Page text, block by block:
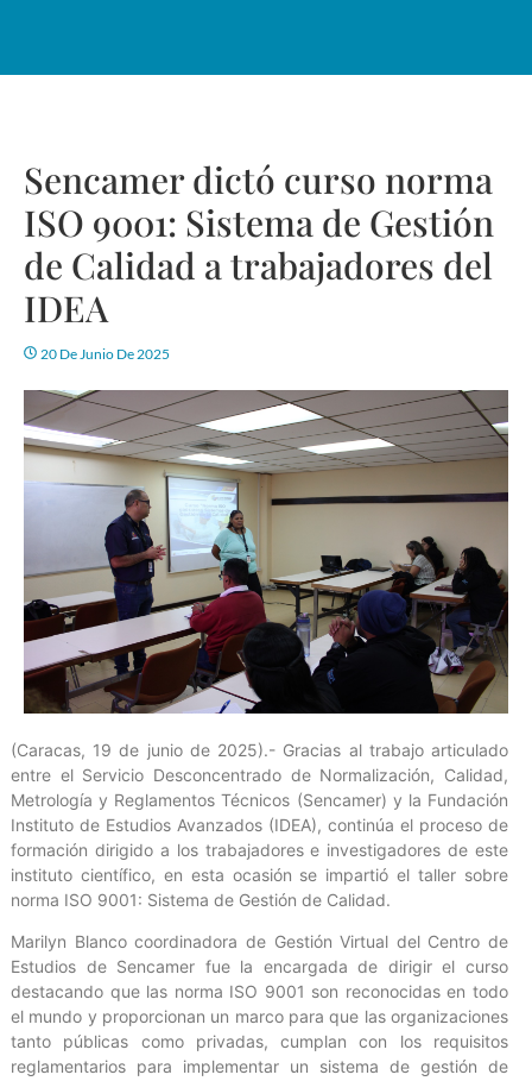
Sencamer dictó curso norma
ISO 9001: Sistema de Gestión
de Calidad a trabajadores del
IDEA
20 De Junio De 2025
(Caracas, 19 de junio de 2025).- Gracias al trabajo articulado
entre el Servicio Desconcentrado de Normalización, Calidad,
Metrología y Reglamentos Técnicos (Sencamer) y la Fundación
Instituto de Estudios Avanzados (IDEA), continúa el proceso de
formación dirigido a los trabajadores e investigadores de este
instituto científico, en esta ocasión se impartió el taller sobre
norma ISO 9001: Sistema de Gestión de Calidad.
Marilyn Blanco coordinadora de Gestión Virtual del Centro de
Estudios de Sencamer fue la encargada de dirigir el curso
destacando que las norma ISO 9001 son reconocidas en todo
el mundo y proporcionan un marco para que las organizaciones
tanto públicas como privadas, cumplan con los requisitos
reglamentarios para implementar un sistema de gestión de